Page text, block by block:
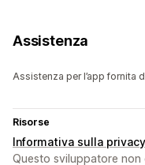
Assistenza
Assistenza per l’app fornita
Risorse
Informativa sulla privacy
Questo sviluppatore non